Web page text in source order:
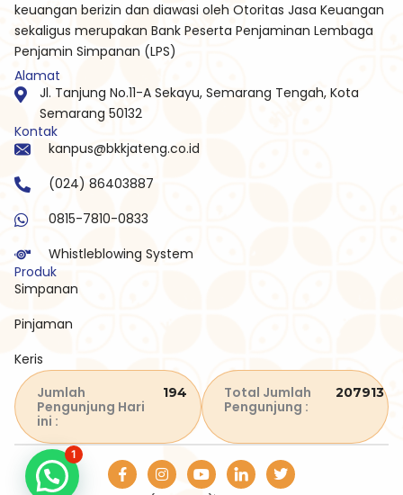
keuangan berizin dan diawasi oleh Otoritas Jasa Keuangan
sekaligus merupakan Bank Peserta Penjaminan Lembaga
Penjamin Simpanan (LPS)
Alamat
Jl. Tanjung No.11-A Sekayu, Semarang Tengah, Kota
Semarang 50132
Kontak
kanpus@bkkjateng.co.id
(024) 86403887
0815-7810-0833
Whistleblowing System
Produk
Simpanan
Pinjaman
Keris
Jumlah
Pengunjung Hari
ini :
194
Total Jumlah
Pengunjung :
207913
I
n
Y
o
T
w
Butuh Bantuan?
1